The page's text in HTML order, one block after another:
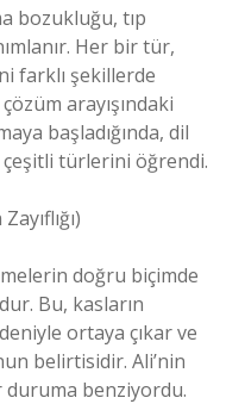
bozukluğu, tıp
Her bir tür,
farklı şekillerde
arayışındaki
başladığında, dil
türlerini öğrendi.
doğru biçimde
Bu, kasların
ortaya çıkar ve
belirtisidir. Ali’nin
duruma benziyordu.